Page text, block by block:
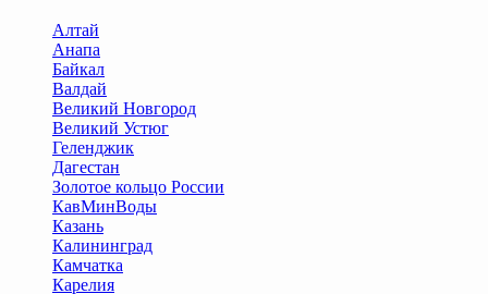
Алтай
Анапа
Байкал
Валдай
Великий Новгород
Великий Устюг
Геленджик
Дагестан
Золотое кольцо России
КавМинВоды
Казань
Калининград
Камчатка
Карелия